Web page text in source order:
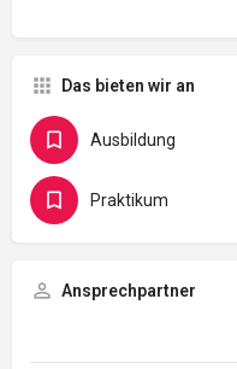
Das bieten wir an
Ausbildung
Praktikum
Ansprechpartner